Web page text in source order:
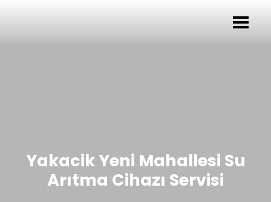
Yakacik Yeni Mahallesi Su
Arıtma Cihazı Servisi